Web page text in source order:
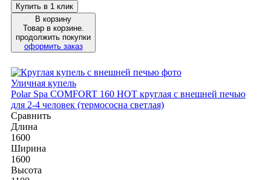
Купить в 1 клик
В корзину
Товар в корзине.
продолжить покупки
оформить заказ
Уличная купель
Polar Spa COMFORT 160 HOT круглая с внешней печью
для 2-4 человек (термососна светлая)
Сравнить
Длина
1600
Ширина
1600
Высота